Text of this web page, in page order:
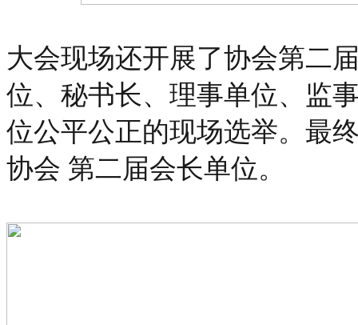
大会现场还开展了协会第二
位、秘书长、理事单位、监
位公平公正的现场选举。最
协会 第二届会长单位。